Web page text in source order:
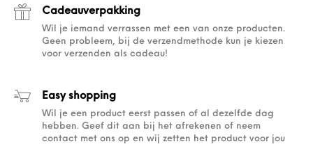
Cadeauverpakking
Wil je iemand verrassen met een van onze producten.
Geen probleem, bij de verzendmethode kun je kiezen
voor verzenden als cadeau!
Easy shopping
Wil je een product eerst passen of al dezelfde dag
hebben. Geef dit aan bij het afrekenen of neem
contact met ons op en wij zetten het product voor jou